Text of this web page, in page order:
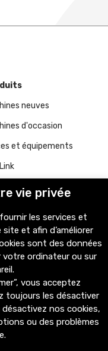
vie privée
les services et
et afin d’améliorer
sont des données
ordinateur ou sur
vous acceptez
toujours les désactiver
nos cookies,
ou des problèmes
neuves
d'occasion
et équipements
Spéciaux